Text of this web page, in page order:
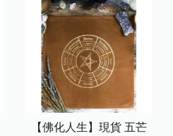
【佛化人生】現貨 五芒